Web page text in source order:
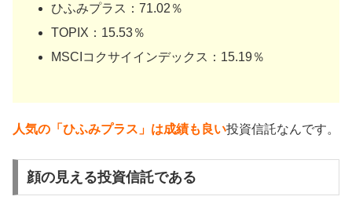
ひふみプラス：71.02％
TOPIX：15.53％
MSCIコクサイインデックス：15.19％
人気の「ひふみプラス」は成績も良い投資信託なんです。
顔の見える投資信託である